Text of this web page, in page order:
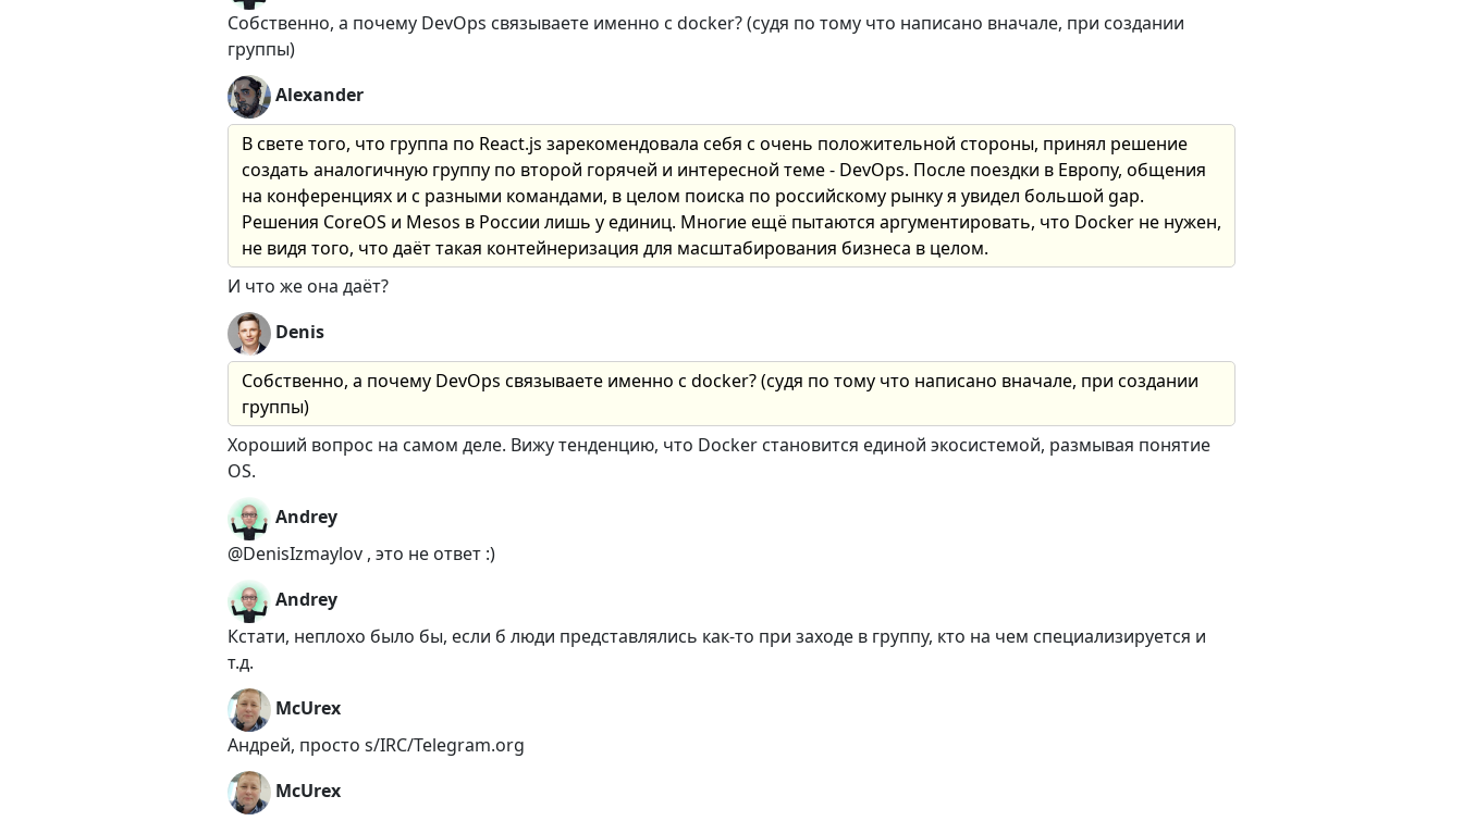
Собственно, а почему DevOps связываете именно с docker? (судя по тому что написано вначале, при создании
группы)
Alexander
В свете того, что группа по React.js зарекомендовала себя с очень положительной стороны, принял решение
создать аналогичную группу по второй горячей и интересной теме - DevOps. После поездки в Европу, общения
на конференциях и с разными командами, в целом поиска по российскому рынку я увидел большой gap.
Решения CoreOS и Mesos в России лишь у единиц. Многие ещё пытаются аргументировать, что Docker не нужен,
не видя того, что даёт такая контейнеризация для масштабирования бизнеса в целом.
И что же она даёт?
Denis
Собственно, а почему DevOps связываете именно с docker? (судя по тому что написано вначале, при создании
группы)
Хороший вопрос на самом деле. Вижу тенденцию, что Docker становится единой экосистемой, размывая понятие
OS.
Andrey
@DenisIzmaylov , это не ответ :)
Andrey
Кстати, неплохо было бы, если б люди представлялись как-то при заходе в группу, кто на чем специализируется и
т.д.
McUrex
Андрей, просто s/IRC/Telegram.org
McUrex